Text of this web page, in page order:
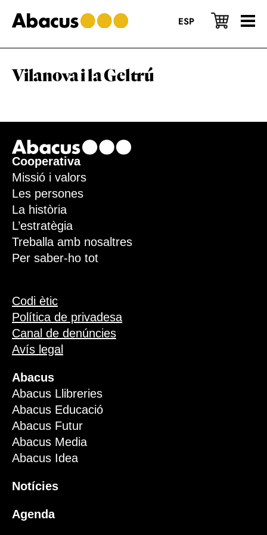
to
main
to
primary
to
footer
ESP
Vilanova i la Geltrú
Footer
Cooperativa
Missió i valors
Les persones
La història
L’estratègia
Treballa amb nosaltres
Per saber-ho tot
Codi ètic
Política de privadesa
Canal de denúncies
Avís legal
Abacus
Abacus Llibreries
Abacus Educació
Abacus Futur
Abacus Media
Abacus Idea
Notícies
Agenda